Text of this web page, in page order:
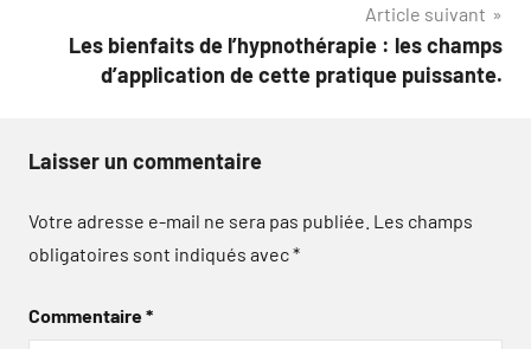
Article suivant
Les bienfaits de l’hypnothérapie : les champs
d’application de cette pratique puissante.
Laisser un commentaire
Votre adresse e-mail ne sera pas publiée. Les champs
obligatoires sont indiqués avec*
Commentaire*